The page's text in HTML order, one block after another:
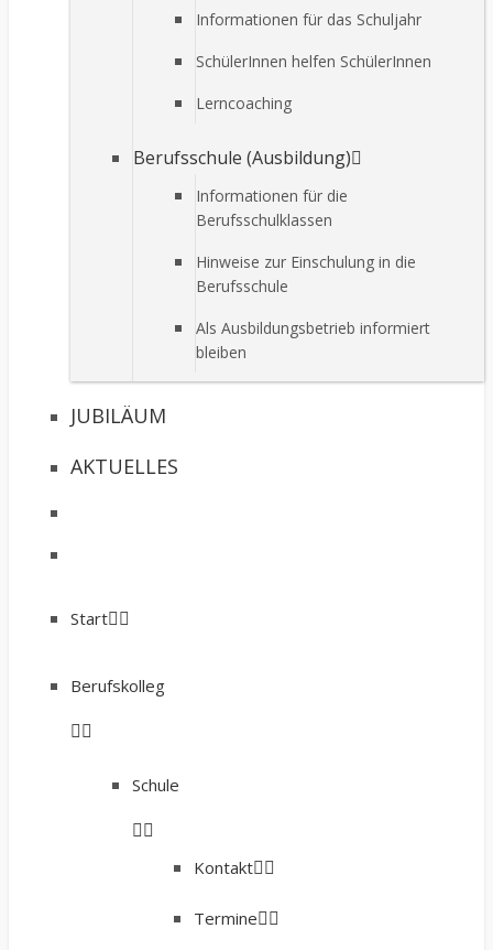
Informationen für das Schuljahr
SchülerInnen helfen SchülerInnen
Lerncoaching
Berufsschule (Ausbildung)
Informationen für die
Berufsschulklassen
Hinweise zur Einschulung in die
Berufsschule
Als Ausbildungsbetrieb informiert
bleiben
JUBILÄUM
AKTUELLES
Start
Berufskolleg
Schule
Kontakt
Termine